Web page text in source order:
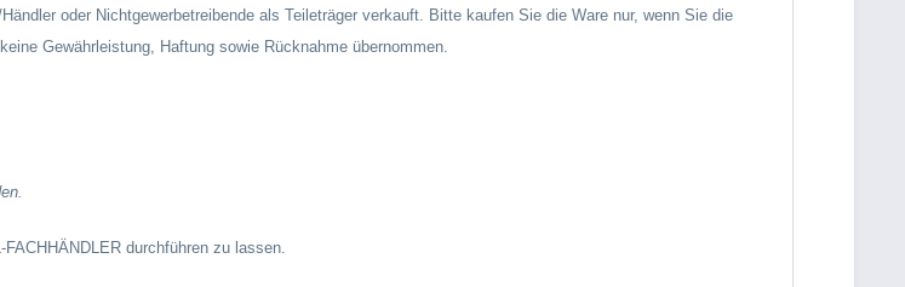
oder Nichtgewerbetreibende als Teileträger verkauft. Bitte kaufen Sie die Ware nur, wenn Sie die
Gewährleistung, Haftung sowie Rücknahme übernommen.
durchführen zu lassen.